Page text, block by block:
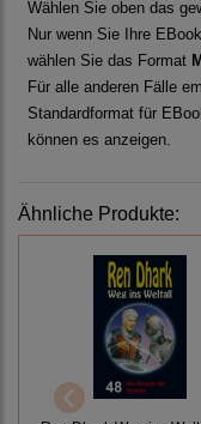
Wählen Sie oben das
Nur wenn Sie Ihre
wählen Sie das Format
Für alle anderen Fälle
Standardformat für
können es anzeigen.
Ähnliche Produkte: